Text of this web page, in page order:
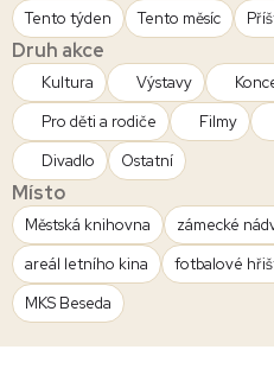
Tento týden Tento měsíc
Druh akce
Kultura Výstavy
Pro děti a rodiče
Filmy
Divadlo
Ostatní
Místo
Městská knihovna zámecké
areál letního kina
fotbalové
MKS Beseda